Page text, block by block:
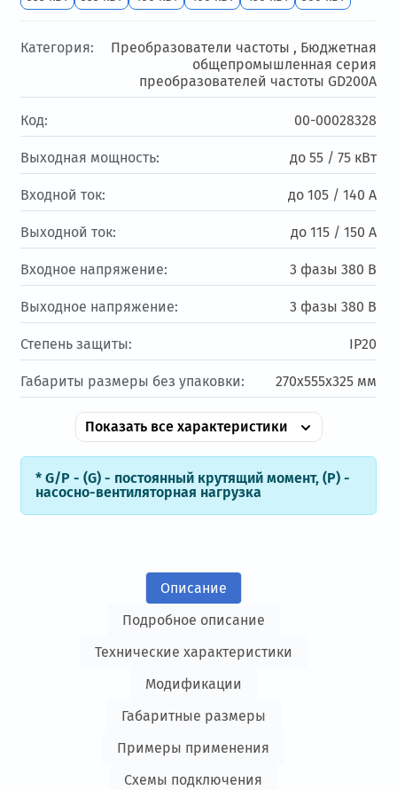
Категория: Преобразователи частоты , Бюджетная
общепромышленная серия
преобразователей частоты GD200А
Код: 00-00028328
Выходная мощность: до 55 / 75 кВт
Входной ток: до 105 / 140 А
Выходной ток: до 115 / 150 А
Входное напряжение: 3 фазы 380 В
Выходное напряжение: 3 фазы 380 В
Степень защиты: IP20
Габариты размеры без упаковки: 270х555х325 мм
Показать все характеристики
* G/P - (G) - постоянный крутящий момент, (Р) -
насосно-вентиляторная нагрузка
Описание
Подробное описание
Технические характеристики
Модификации
Габаритные размеры
Примеры применения
Схемы подключения